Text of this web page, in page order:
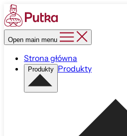
Open main menu
Strona główna
Produkty Produkty